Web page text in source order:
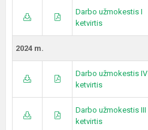
Darbo užmokestis I
ketvirtis
2024 m.
Darbo užmokestis IV
ketvirtis
Darbo užmokestis III
ketvirtis